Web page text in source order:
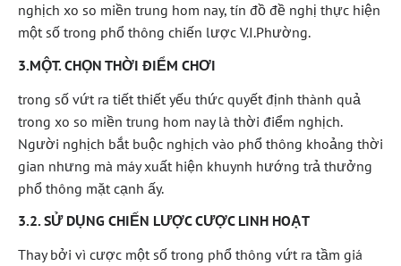
nghịch xo so miền trung hom nay, tín đồ đề nghị thực hiện
một số trong phổ thông chiến lược V.I.Phường.
3.MỘT. CHỌN THỜI ĐIỂM CHƠI
trong số vứt ra tiết thiết yếu thức quyết định thành quả
trong xo so miền trung hom nay là thời điểm nghịch.
Người nghịch bắt buộc nghịch vào phổ thông khoảng thời
gian nhưng mà máy xuất hiện khuynh hướng trả thưởng
phổ thông mặt cạnh ấy.
3.2. SỬ DỤNG CHIẾN LƯỢC CƯỢC LINH HOẠT
Thay bởi vì cược một số trong phổ thông vứt ra tầm giá